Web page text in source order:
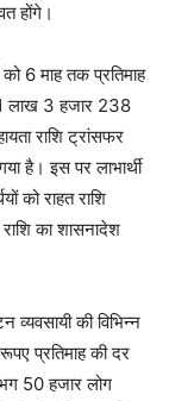
होंगे।
6 माह तक प्रतिमाह
लाख 3 हजार 238
राशि ट्रांसफर
है। इस पर लाभार्थी
को राहत राशि
का शासनादेश
व्यवसायी की विभिन्न
प्रतिमाह की दर
50 हजार लोग